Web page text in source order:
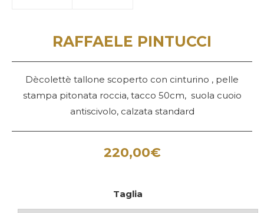
RAFFAELE PINTUCCI
Dècolettè tallone scoperto con cinturino , pelle
stampa pitonata roccia, tacco 50cm, suola cuoio
antiscivolo, calzata standard
220,00€
Taglia